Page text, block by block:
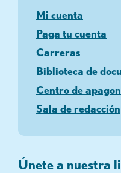
Mi cuenta
Paga tu cuenta
Carreras
Biblioteca de
Centro de
Sala de redacción
Únete a nuestra